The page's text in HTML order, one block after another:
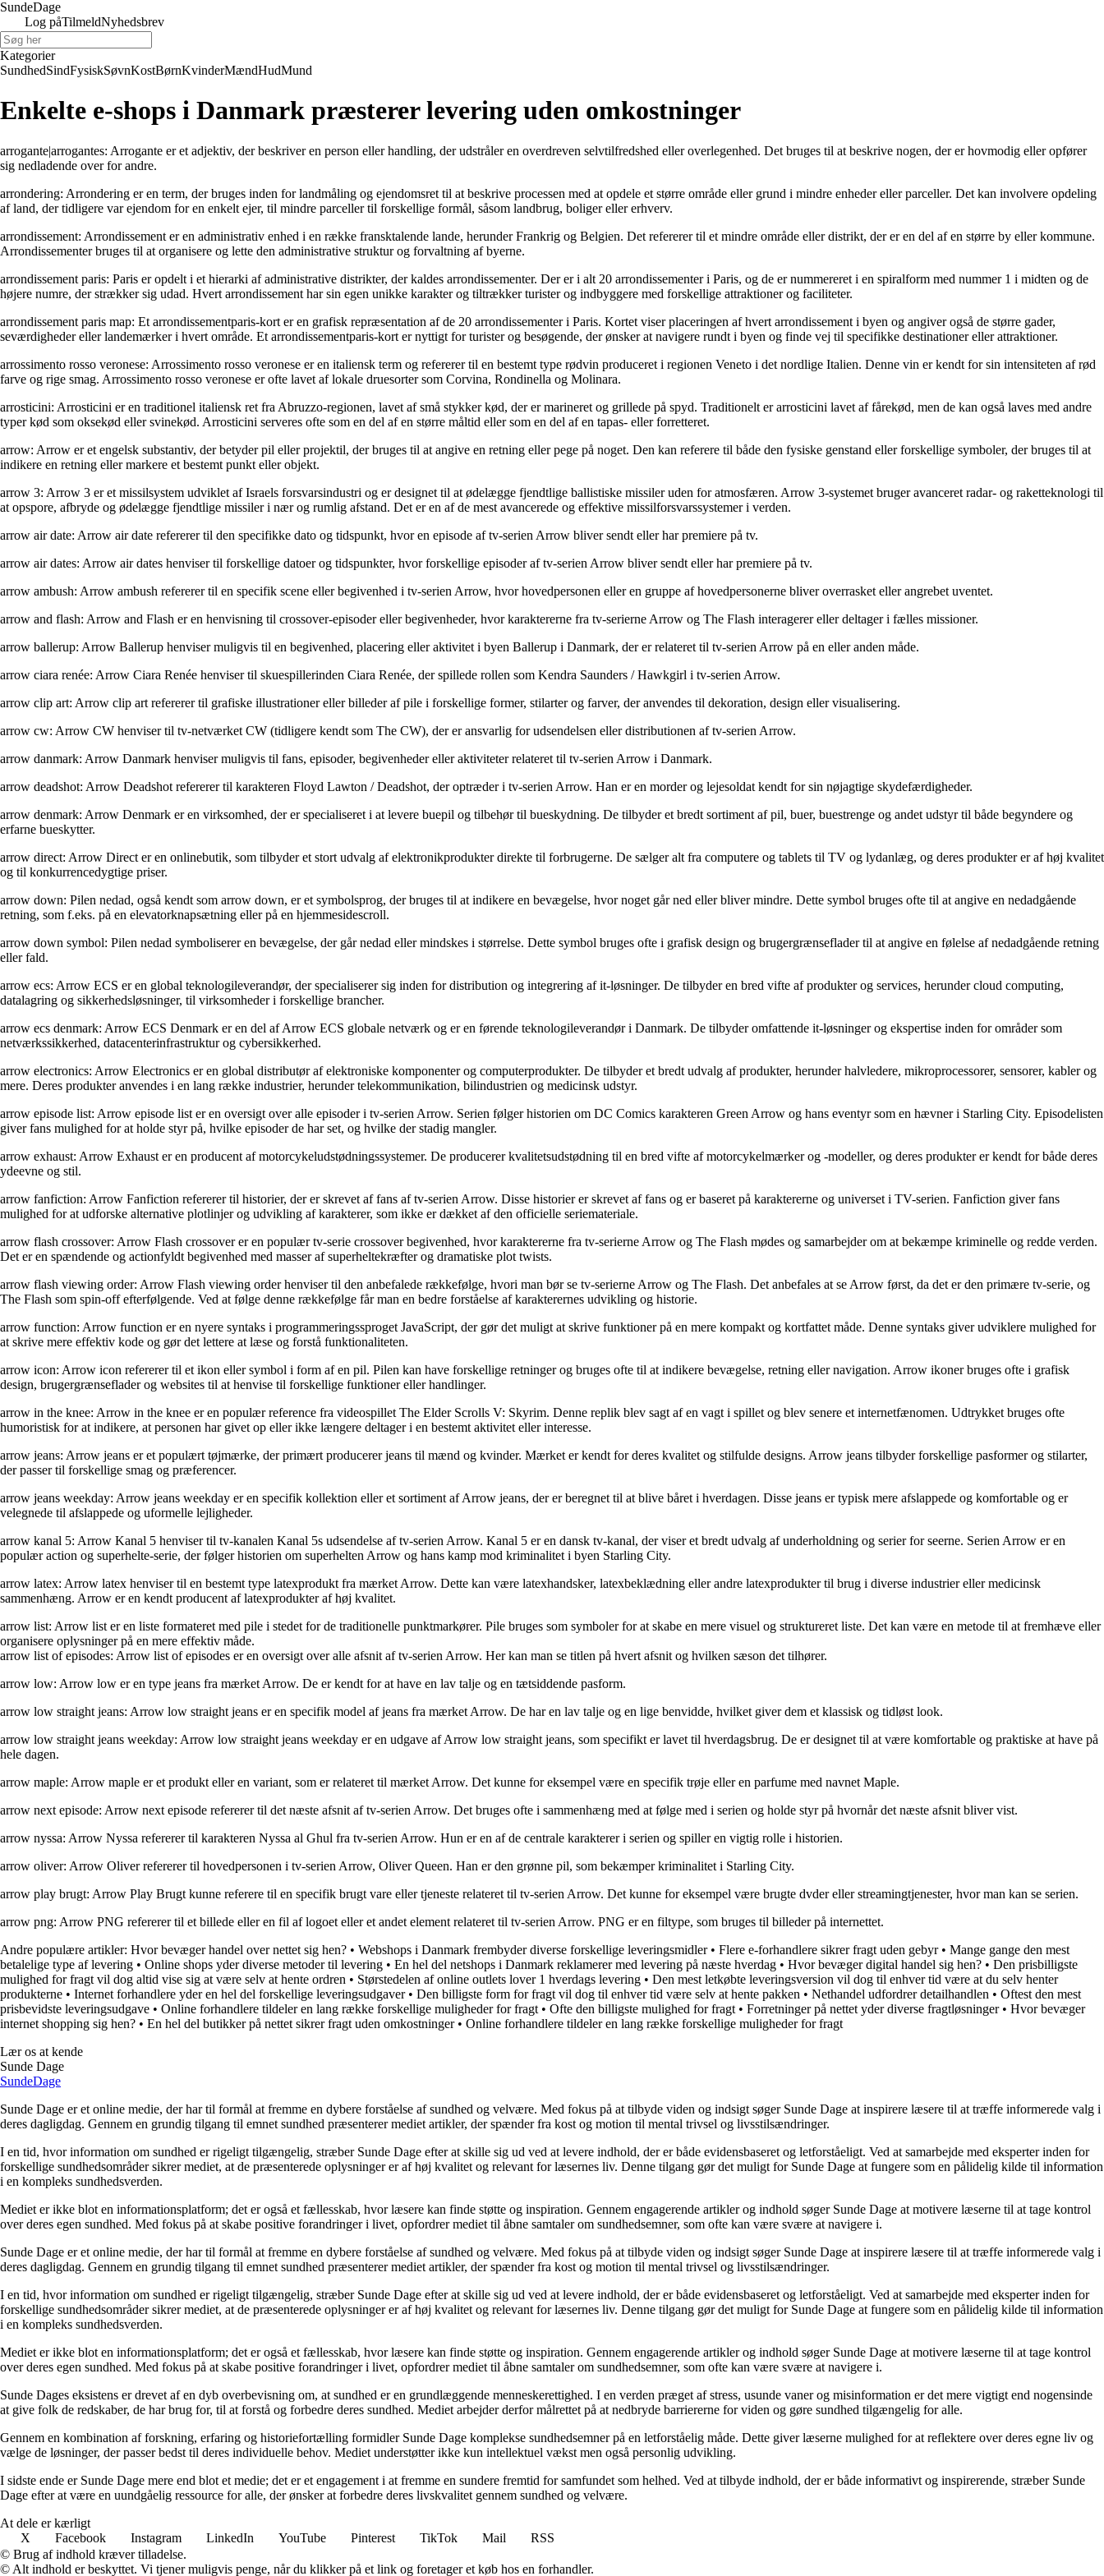
SundeDage
Log påTilmeldNyhedsbrev
Kategorier
SundhedSindFysiskSøvnKostBørnKvinderMændHudMund
Enkelte e-shops i Danmark præsterer levering uden omkostninger
arrogante|arrogantes: Arrogante er et adjektiv, der beskriver en person eller handling, der udstråler en overdreven selvtilfredshed eller overlegenhed. Det bruges til at beskrive nogen, der er hovmodig eller opfører
sig nedladende over for andre.
arrondering: Arrondering er en term, der bruges inden for landmåling og ejendomsret til at beskrive processen med at opdele et større område eller grund i mindre enheder eller parceller. Det kan involvere opdeling
af land, der tidligere var ejendom for en enkelt ejer, til mindre parceller til forskellige formål, såsom landbrug, boliger eller erhverv.
arrondissement: Arrondissement er en administrativ enhed i en række fransktalende lande, herunder Frankrig og Belgien. Det refererer til et mindre område eller distrikt, der er en del af en større by eller kommune.
Arrondissementer bruges til at organisere og lette den administrative struktur og forvaltning af byerne.
arrondissement paris: Paris er opdelt i et hierarki af administrative distrikter, der kaldes arrondissementer. Der er i alt 20 arrondissementer i Paris, og de er nummereret i en spiralform med nummer 1 i midten og de
højere numre, der strækker sig udad. Hvert arrondissement har sin egen unikke karakter og tiltrækker turister og indbyggere med forskellige attraktioner og faciliteter.
arrondissement paris map: Et arrondissementparis-kort er en grafisk repræsentation af de 20 arrondissementer i Paris. Kortet viser placeringen af hvert arrondissement i byen og angiver også de større gader,
seværdigheder eller landemærker i hvert område. Et arrondissementparis-kort er nyttigt for turister og besøgende, der ønsker at navigere rundt i byen og finde vej til specifikke destinationer eller attraktioner.
arrossimento rosso veronese: Arrossimento rosso veronese er en italiensk term og refererer til en bestemt type rødvin produceret i regionen Veneto i det nordlige Italien. Denne vin er kendt for sin intensiteten af rød
farve og rige smag. Arrossimento rosso veronese er ofte lavet af lokale druesorter som Corvina, Rondinella og Molinara.
arrosticini: Arrosticini er en traditionel italiensk ret fra Abruzzo-regionen, lavet af små stykker kød, der er marineret og grillede på spyd. Traditionelt er arrosticini lavet af fårekød, men de kan også laves med andre
typer kød som oksekød eller svinekød. Arrosticini serveres ofte som en del af en større måltid eller som en del af en tapas- eller forretteret.
arrow: Arrow er et engelsk substantiv, der betyder pil eller projektil, der bruges til at angive en retning eller pege på noget. Den kan referere til både den fysiske genstand eller forskellige symboler, der bruges til at
indikere en retning eller markere et bestemt punkt eller objekt.
arrow 3: Arrow 3 er et missilsystem udviklet af Israels forsvarsindustri og er designet til at ødelægge fjendtlige ballistiske missiler uden for atmosfæren. Arrow 3-systemet bruger avanceret radar- og raketteknologi til
at opspore, afbryde og ødelægge fjendtlige missiler i nær og rumlig afstand. Det er en af de mest avancerede og effektive missilforsvarssystemer i verden.
arrow air date: Arrow air date refererer til den specifikke dato og tidspunkt, hvor en episode af tv-serien Arrow bliver sendt eller har premiere på tv.
arrow air dates: Arrow air dates henviser til forskellige datoer og tidspunkter, hvor forskellige episoder af tv-serien Arrow bliver sendt eller har premiere på tv.
arrow ambush: Arrow ambush refererer til en specifik scene eller begivenhed i tv-serien Arrow, hvor hovedpersonen eller en gruppe af hovedpersonerne bliver overrasket eller angrebet uventet.
arrow and flash: Arrow and Flash er en henvisning til crossover-episoder eller begivenheder, hvor karaktererne fra tv-serierne Arrow og The Flash interagerer eller deltager i fælles missioner.
arrow ballerup: Arrow Ballerup henviser muligvis til en begivenhed, placering eller aktivitet i byen Ballerup i Danmark, der er relateret til tv-serien Arrow på en eller anden måde.
arrow ciara renée: Arrow Ciara Renée henviser til skuespillerinden Ciara Renée, der spillede rollen som Kendra Saunders / Hawkgirl i tv-serien Arrow.
arrow clip art: Arrow clip art refererer til grafiske illustrationer eller billeder af pile i forskellige former, stilarter og farver, der anvendes til dekoration, design eller visualisering.
arrow cw: Arrow CW henviser til tv-netværket CW (tidligere kendt som The CW), der er ansvarlig for udsendelsen eller distributionen af tv-serien Arrow.
arrow danmark: Arrow Danmark henviser muligvis til fans, episoder, begivenheder eller aktiviteter relateret til tv-serien Arrow i Danmark.
arrow deadshot: Arrow Deadshot refererer til karakteren Floyd Lawton / Deadshot, der optræder i tv-serien Arrow. Han er en morder og lejesoldat kendt for sin nøjagtige skydefærdigheder.
arrow denmark: Arrow Denmark er en virksomhed, der er specialiseret i at levere buepil og tilbehør til bueskydning. De tilbyder et bredt sortiment af pil, buer, buestrenge og andet udstyr til både begyndere og
erfarne bueskytter.
arrow direct: Arrow Direct er en onlinebutik, som tilbyder et stort udvalg af elektronikprodukter direkte til forbrugerne. De sælger alt fra computere og tablets til TV og lydanlæg, og deres produkter er af høj kvalitet
og til konkurrencedygtige priser.
arrow down: Pilen nedad, også kendt som arrow down, er et symbolsprog, der bruges til at indikere en bevægelse, hvor noget går ned eller bliver mindre. Dette symbol bruges ofte til at angive en nedadgående
retning, som f.eks. på en elevatorknapsætning eller på en hjemmesidescroll.
arrow down symbol: Pilen nedad symboliserer en bevægelse, der går nedad eller mindskes i størrelse. Dette symbol bruges ofte i grafisk design og brugergrænseflader til at angive en følelse af nedadgående retning
eller fald.
arrow ecs: Arrow ECS er en global teknologileverandør, der specialiserer sig inden for distribution og integrering af it-løsninger. De tilbyder en bred vifte af produkter og services, herunder cloud computing,
datalagring og sikkerhedsløsninger, til virksomheder i forskellige brancher.
arrow ecs denmark: Arrow ECS Denmark er en del af Arrow ECS globale netværk og er en førende teknologileverandør i Danmark. De tilbyder omfattende it-løsninger og ekspertise inden for områder som
netværkssikkerhed, datacenterinfrastruktur og cybersikkerhed.
arrow electronics: Arrow Electronics er en global distributør af elektroniske komponenter og computerprodukter. De tilbyder et bredt udvalg af produkter, herunder halvledere, mikroprocessorer, sensorer, kabler og
mere. Deres produkter anvendes i en lang række industrier, herunder telekommunikation, bilindustrien og medicinsk udstyr.
arrow episode list: Arrow episode list er en oversigt over alle episoder i tv-serien Arrow. Serien følger historien om DC Comics karakteren Green Arrow og hans eventyr som en hævner i Starling City. Episodelisten
giver fans mulighed for at holde styr på, hvilke episoder de har set, og hvilke der stadig mangler.
arrow exhaust: Arrow Exhaust er en producent af motorcykeludstødningssystemer. De producerer kvalitetsudstødning til en bred vifte af motorcykelmærker og -modeller, og deres produkter er kendt for både deres
ydeevne og stil.
arrow fanfiction: Arrow Fanfiction refererer til historier, der er skrevet af fans af tv-serien Arrow. Disse historier er skrevet af fans og er baseret på karaktererne og universet i TV-serien. Fanfiction giver fans
mulighed for at udforske alternative plotlinjer og udvikling af karakterer, som ikke er dækket af den officielle seriemateriale.
arrow flash crossover: Arrow Flash crossover er en populær tv-serie crossover begivenhed, hvor karaktererne fra tv-serierne Arrow og The Flash mødes og samarbejder om at bekæmpe kriminelle og redde verden.
Det er en spændende og actionfyldt begivenhed med masser af superheltekræfter og dramatiske plot twists.
arrow flash viewing order: Arrow Flash viewing order henviser til den anbefalede rækkefølge, hvori man bør se tv-serierne Arrow og The Flash. Det anbefales at se Arrow først, da det er den primære tv-serie, og
The Flash som spin-off efterfølgende. Ved at følge denne rækkefølge får man en bedre forståelse af karakterernes udvikling og historie.
arrow function: Arrow function er en nyere syntaks i programmeringssproget JavaScript, der gør det muligt at skrive funktioner på en mere kompakt og kortfattet måde. Denne syntaks giver udviklere mulighed for
at skrive mere effektiv kode og gør det lettere at læse og forstå funktionaliteten.
arrow icon: Arrow icon refererer til et ikon eller symbol i form af en pil. Pilen kan have forskellige retninger og bruges ofte til at indikere bevægelse, retning eller navigation. Arrow ikoner bruges ofte i grafisk
design, brugergrænseflader og websites til at henvise til forskellige funktioner eller handlinger.
arrow in the knee: Arrow in the knee er en populær reference fra videospillet The Elder Scrolls V: Skyrim. Denne replik blev sagt af en vagt i spillet og blev senere et internetfænomen. Udtrykket bruges ofte
humoristisk for at indikere, at personen har givet op eller ikke længere deltager i en bestemt aktivitet eller interesse.
arrow jeans: Arrow jeans er et populært tøjmærke, der primært producerer jeans til mænd og kvinder. Mærket er kendt for deres kvalitet og stilfulde designs. Arrow jeans tilbyder forskellige pasformer og stilarter,
der passer til forskellige smag og præferencer.
arrow jeans weekday: Arrow jeans weekday er en specifik kollektion eller et sortiment af Arrow jeans, der er beregnet til at blive båret i hverdagen. Disse jeans er typisk mere afslappede og komfortable og er
velegnede til afslappede og uformelle lejligheder.
arrow kanal 5: Arrow Kanal 5 henviser til tv-kanalen Kanal 5s udsendelse af tv-serien Arrow. Kanal 5 er en dansk tv-kanal, der viser et bredt udvalg af underholdning og serier for seerne. Serien Arrow er en
populær action og superhelte-serie, der følger historien om superhelten Arrow og hans kamp mod kriminalitet i byen Starling City.
arrow latex: Arrow latex henviser til en bestemt type latexprodukt fra mærket Arrow. Dette kan være latexhandsker, latexbeklædning eller andre latexprodukter til brug i diverse industrier eller medicinsk
sammenhæng. Arrow er en kendt producent af latexprodukter af høj kvalitet.
arrow list: Arrow list er en liste formateret med pile i stedet for de traditionelle punktmarkører. Pile bruges som symboler for at skabe en mere visuel og struktureret liste. Det kan være en metode til at fremhæve eller
organisere oplysninger på en mere effektiv måde.
arrow list of episodes: Arrow list of episodes er en oversigt over alle afsnit af tv-serien Arrow. Her kan man se titlen på hvert afsnit og hvilken sæson det tilhører.
arrow low: Arrow low er en type jeans fra mærket Arrow. De er kendt for at have en lav talje og en tætsiddende pasform.
arrow low straight jeans: Arrow low straight jeans er en specifik model af jeans fra mærket Arrow. De har en lav talje og en lige benvidde, hvilket giver dem et klassisk og tidløst look.
arrow low straight jeans weekday: Arrow low straight jeans weekday er en udgave af Arrow low straight jeans, som specifikt er lavet til hverdagsbrug. De er designet til at være komfortable og praktiske at have på
hele dagen.
arrow maple: Arrow maple er et produkt eller en variant, som er relateret til mærket Arrow. Det kunne for eksempel være en specifik trøje eller en parfume med navnet Maple.
arrow next episode: Arrow next episode refererer til det næste afsnit af tv-serien Arrow. Det bruges ofte i sammenhæng med at følge med i serien og holde styr på hvornår det næste afsnit bliver vist.
arrow nyssa: Arrow Nyssa refererer til karakteren Nyssa al Ghul fra tv-serien Arrow. Hun er en af de centrale karakterer i serien og spiller en vigtig rolle i historien.
arrow oliver: Arrow Oliver refererer til hovedpersonen i tv-serien Arrow, Oliver Queen. Han er den grønne pil, som bekæmper kriminalitet i Starling City.
arrow play brugt: Arrow Play Brugt kunne referere til en specifik brugt vare eller tjeneste relateret til tv-serien Arrow. Det kunne for eksempel være brugte dvder eller streamingtjenester, hvor man kan se serien.
arrow png: Arrow PNG refererer til et billede eller en fil af logoet eller et andet element relateret til tv-serien Arrow. PNG er en filtype, som bruges til billeder på internettet.
Andre populære artikler: Hvor bevæger handel over nettet sig hen? • Webshops i Danmark frembyder diverse forskellige leveringsmidler• Flere e-forhandlere sikrer fragt uden gebyr• Mange gange den mest
betalelige type af levering • Online shops yder diverse metoder til levering • En hel del netshops i Danmark reklamerer med levering på næste hverdag • Hvor bevæger digital handel sig hen? • Den prisbilligste
mulighed for fragt vil dog altid vise sig at være selv at hente ordren • Størstedelen af online outlets lover 1 hverdags levering • Den mest letkøbte leveringsversion vil dog til enhver tid være at du selv henter
produkterne • Internet forhandlere yder en hel del forskellige leveringsudgaver• Den billigste form for fragt vil dog til enhver tid være selv at hente pakken • Nethandel udfordrer detailhandlen • Oftest den mest
prisbevidste leveringsudgave • Online forhandlere tildeler en lang række forskellige muligheder for fragt • Ofte den billigste mulighed for fragt • Forretninger på nettet yder diverse fragtløsninger• Hvor bevæger
internet shopping sig hen? • En hel del butikker på nettet sikrer fragt uden omkostninger• Online forhandlere tildeler en lang række forskellige muligheder for fragt
Lær os at kende
Sunde Dage
SundeDage
Sunde Dage er et online medie, der har til formål at fremme en dybere forståelse af sundhed og velvære. Med fokus på at tilbyde viden og indsigt søger Sunde Dage at inspirere læsere til at træffe informerede valg i
deres dagligdag. Gennem en grundig tilgang til emnet sundhed præsenterer mediet artikler, der spænder fra kost og motion til mental trivsel og livsstilsændringer.
I en tid, hvor information om sundhed er rigeligt tilgængelig, stræber Sunde Dage efter at skille sig ud ved at levere indhold, der er både evidensbaseret og letforståeligt. Ved at samarbejde med eksperter inden for
forskellige sundhedsområder sikrer mediet, at de præsenterede oplysninger er af høj kvalitet og relevant for læsernes liv. Denne tilgang gør det muligt for Sunde Dage at fungere som en pålidelig kilde til information
i en kompleks sundhedsverden.
Mediet er ikke blot en informationsplatform; det er også et fællesskab, hvor læsere kan finde støtte og inspiration. Gennem engagerende artikler og indhold søger Sunde Dage at motivere læserne til at tage kontrol
over deres egen sundhed. Med fokus på at skabe positive forandringer i livet, opfordrer mediet til åbne samtaler om sundhedsemner, som ofte kan være svære at navigere i.
Sunde Dage er et online medie, der har til formål at fremme en dybere forståelse af sundhed og velvære. Med fokus på at tilbyde viden og indsigt søger Sunde Dage at inspirere læsere til at træffe informerede valg i
deres dagligdag. Gennem en grundig tilgang til emnet sundhed præsenterer mediet artikler, der spænder fra kost og motion til mental trivsel og livsstilsændringer.
I en tid, hvor information om sundhed er rigeligt tilgængelig, stræber Sunde Dage efter at skille sig ud ved at levere indhold, der er både evidensbaseret og letforståeligt. Ved at samarbejde med eksperter inden for
forskellige sundhedsområder sikrer mediet, at de præsenterede oplysninger er af høj kvalitet og relevant for læsernes liv. Denne tilgang gør det muligt for Sunde Dage at fungere som en pålidelig kilde til information
i en kompleks sundhedsverden.
Mediet er ikke blot en informationsplatform; det er også et fællesskab, hvor læsere kan finde støtte og inspiration. Gennem engagerende artikler og indhold søger Sunde Dage at motivere læserne til at tage kontrol
over deres egen sundhed. Med fokus på at skabe positive forandringer i livet, opfordrer mediet til åbne samtaler om sundhedsemner, som ofte kan være svære at navigere i.
Sunde Dages eksistens er drevet af en dyb overbevisning om, at sundhed er en grundlæggende menneskerettighed. I en verden præget af stress, usunde vaner og misinformation er det mere vigtigt end nogensinde
at give folk de redskaber, de har brug for, til at forstå og forbedre deres sundhed. Mediet arbejder derfor målrettet på at nedbryde barriererne for viden og gøre sundhed tilgængelig for alle.
Gennem en kombination af forskning, erfaring og historiefortælling formidler Sunde Dage komplekse sundhedsemner på en letforståelig måde. Dette giver læserne mulighed for at reflektere over deres egne liv og
vælge de løsninger, der passer bedst til deres individuelle behov. Mediet understøtter ikke kun intellektuel vækst men også personlig udvikling.
I sidste ende er Sunde Dage mere end blot et medie; det er et engagement i at fremme en sundere fremtid for samfundet som helhed. Ved at tilbyde indhold, der er både informativt og inspirerende, stræber Sunde
Dage efter at være en uundgåelig ressource for alle, der ønsker at forbedre deres livskvalitet gennem sundhed og velvære.
At dele er kærligt
X
Facebook Instagram LinkedIn YouTube Pinterest TikTok Mail
RSS
© Brug af indhold kræver tilladelse.
© Alt indhold er beskyttet. Vi tjener muligvis penge, når du klikker på et link og foretager et køb hos en forhandler.